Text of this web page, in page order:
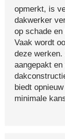
opmerkt, is
dakwerker
op schade
Vaak wordt
deze
aangepakt
biedt
minimale